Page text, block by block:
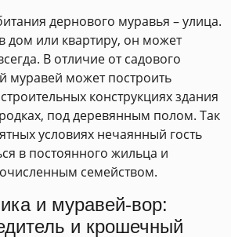
дернового муравья – улица.
дом или квартиру, он может
В отличие от садового
муравей может построить
конструкциях здания
под деревянным полом. Так
условиях нечаянный гость
в постоянного жильца и
семейством.
и муравей-вор:
и крошечный